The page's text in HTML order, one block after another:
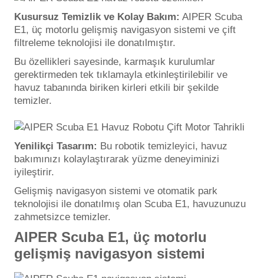
e Pool Expert
Havuz Filtre
Havuz Kış Kimyasalı
Kalsiyum Hipoklorit
Süper Pool
Tuz
Temizleyici
Bahçe Süs Havuzu
Endüstriyel Blower
Bahçe Havuz
Havuz Robotu Yedek
Dalgıç Pompa
Kusursuz Temizlik ve Kolay Bakım: AIPER Scuba
E1, üç motorlu gelişmiş navigasyon sistemi ve çift
filtreleme teknolojisi ile donatılmıştır.
Bu özellikleri sayesinde, karmaşık kurulumlar
gerektirmeden tek tıklamayla etkinleştirilebilir ve
havuz tabanında biriken kirleri etkili bir şekilde
temizler.
Yenilikçi Tasarım: Bu robotik temizleyici, havuz
bakımınızı kolaylaştırarak yüzme deneyiminizi
iyileştirir.
Gelişmiş navigasyon sistemi ve otomatik park
teknolojisi ile donatılmış olan Scuba E1, havuzunuzu
zahmetsizce temizler.
AIPER Scuba E1, üç motorlu
gelişmiş navigasyon sistemi